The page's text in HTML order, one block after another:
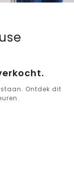
Ontdek dit